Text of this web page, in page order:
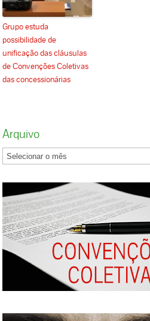
Grupo estuda
possibilidade de
unificação das cláusulas
de Convenções Coletivas
das concessionárias
Arquivo